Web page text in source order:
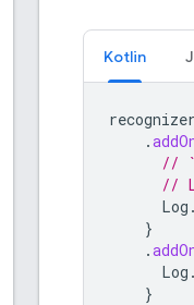
Kotlin
recognizer
.
//
//
Log .
}
.
Log .
}